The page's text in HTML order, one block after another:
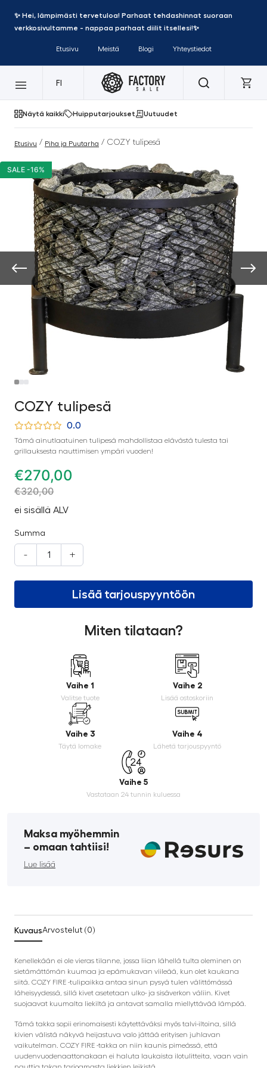
✨ Hei, lämpimästi tervetuloa! Parhaat tehdashinnat suoraan
verkkosivultamme - nappaa parhaat diilit itsellesi!✨
Etusivu Meistä Blogi Yhteystiedot
FI
Näytä kaikki Huipputarjoukset Uutuudet
Etusivu / Piha ja Puutarha / COZY tulipesä
SALE -16%
COZY tulipesä
0.0
Tämä ainutlaatuinen tulipesä mahdollistaa elävästä tulesta tai
grillauksesta nauttimisen ympäri vuoden!
€270,00
€320,00
ei sisällä ALV
Summa
- +
Lisää tarjouspyyntöön
Miten tilataan?
Vaihe 1
Valitse tuote
Vaihe 2
Lisää ostoskoriin
Vaihe 3
Täytä lomake
Vaihe 4
Lähetä tarjouspyyntö
Vaihe 5
Vastataan 24 tunnin kuluessa
Maksa myöhemmin
­– omaan tahtiisi!
Lue lisää
KuvausArvostelut (0)
Kenellekään ei ole vieras tilanne, jossa liian lähellä tulta oleminen on
sietämättömän kuumaa ja epämukavan viileää, kun olet kaukana
siitä. COZY FIRE -tulipaikka antaa sinun pysyä tulen välittömässä
läheisyydessä, sillä kivet asetetaan ulko- ja sisäverkon väliin. Kivet
suojaavat kuumalta liekiltä ja antavat samalla miellyttävää lämpöä.
Tämä takka sopii erinomaisesti käytettäväksi myös talvi-iltoina, sillä
kivien välistä näkyvä heijastuva valo jättää erityisen juhlavan
vaikutelman. COZY FIRE -takka on niin kaunis pimeässä, että
uudenvuodenaattonakaan ei haluta laukaista ilotulitteita, vaan vain